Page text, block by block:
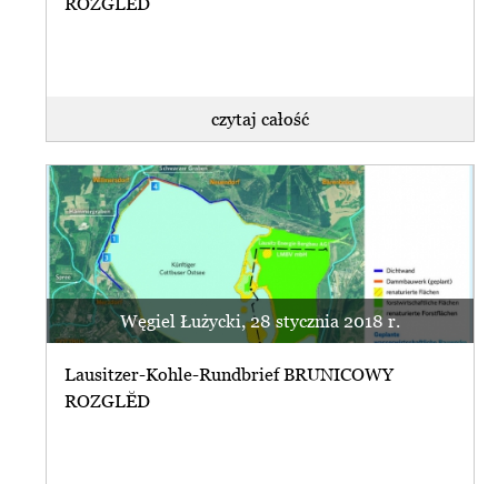
czytaj całość
Węgiel Łużycki, 28 stycznia 2018 r.
Lausitzer-Kohle-Rundbrief BRUNICOWY
ROZGLĔD